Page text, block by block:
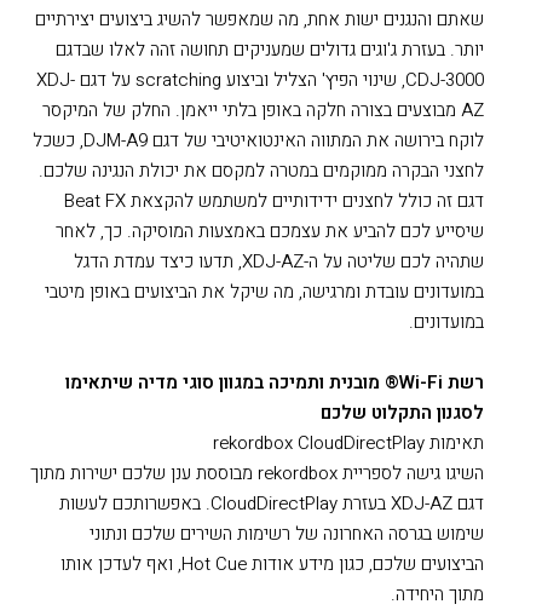
שאתם והנגנים ישות אחת, מה שמאפשר להשיג ביצועים יצירתיים
יותר. בעזרת ג'וגים גדולים שמעניקים תחושה זהה לאלו שבדגם
CDJ-3000, שינוי הפיץ' הצליל וביצוע scratching על דגם XDJ-
AZ מבוצעים בצורה חלקה באופן בלתי ייאמן. החלק של המיקסר
לוקח בירושה את המתווה האינטואיטיבי של דגם DJM-A9, כשכל
לחצני הבקרה ממוקמים במטרה למקסם את יכולת הנגינה שלכם.
דגם זה כולל לחצנים ידידותיים למשתמש להקצאת Beat FX
שיסייע לכם להביע את עצמכם באמצעות המוסיקה. כך, לאחר
שתהיה לכם שליטה על ה-XDJ-AZ, תדעו כיצד עמדת הדגל
במועדונים עובדת ומרגישה, מה שיקל את הביצועים באופן מיטבי
במועדונים.
רשת Wi-Fi® מובנית ותמיכה במגוון סוגי מדיה שיתאימו
לסגנון התקלוט שלכם
תאימות rekordbox CloudDirectPlay
השיגו גישה לספריית rekordbox מבוססת ענן שלכם ישירות מתוך
דגם XDJ-AZ בעזרת CloudDirectPlay. באפשרותכם לעשות
שימוש בגרסה האחרונה של רשימות השירים שלכם ונתוני
הביצועים שלכם, כגון מידע אודות Hot Cue, ואף לעדכן אותו
מתוך היחידה.